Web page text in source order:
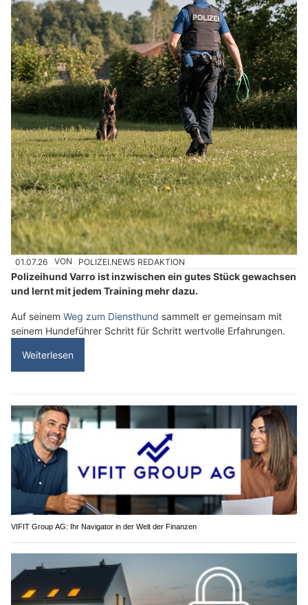
01.07.26 VON POLIZEI.NEWS REDAKTION
Polizeihund Varro ist inzwischen ein gutes Stück gewachsen
und lernt mit jedem Training mehr dazu.
Auf seinem Weg zum Diensthund sammelt er gemeinsam mit
seinem Hundeführer Schritt für Schritt wertvolle Erfahrungen.
Weiterlesen
VIFIT Group AG: Ihr Navigator in der Welt der Finanzen